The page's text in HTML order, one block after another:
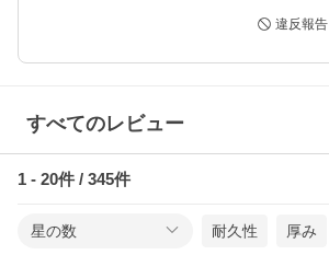
違反報告
すべてのレビュー
1 - 20件 / 345件
星の数 耐久性 厚み